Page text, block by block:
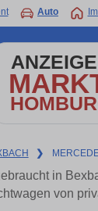
Auto
❯
in
von